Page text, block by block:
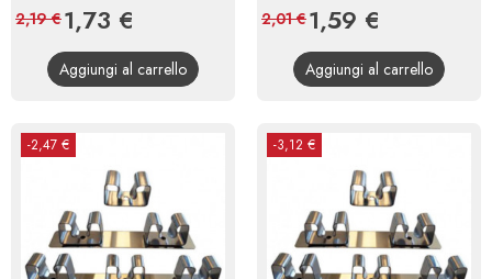
Prezzo
1,73 €
base
2,19 €
Aggiungi al carrello
Prezzo
1,59 €
base
2,01 €
Aggiungi al carrello
-2,47 € -3,12 €